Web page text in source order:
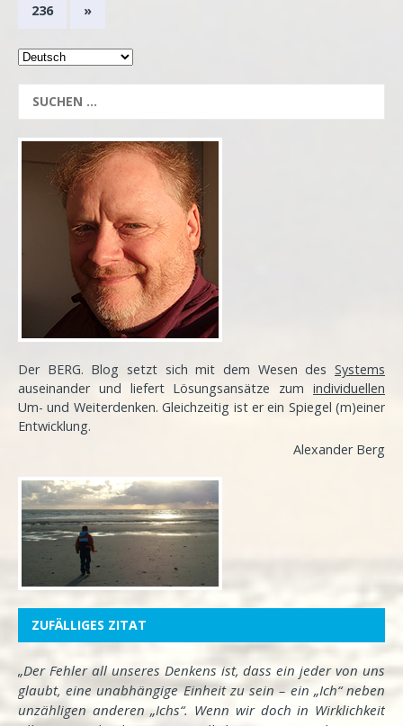
236 »
Der BERG. Blog setzt sich mit dem Wesen des Systems
auseinander und liefert Lösungsansätze zum individuellen
Um- und Weiterdenken. Gleichzeitig ist er ein Spiegel (m)einer
Entwicklung.
Alexander Berg
ZUFÄLLIGES ZITAT
„Der Fehler all unseres Denkens ist, dass ein jeder von uns
glaubt, eine unabhängige Einheit zu sein – ein „Ich“ neben
unzähligen anderen „Ichs“. Wenn wir doch in Wirklichkeit